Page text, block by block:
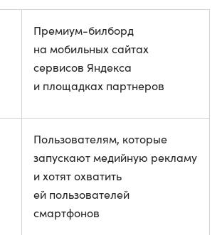
Премиум-билборд
на мобильных сайтах
сервисов Яндекса
и площадках партнеров
Пользователям, которые
запускают медийную рекламу
и хотят охватить
ей пользователей
смартфонов